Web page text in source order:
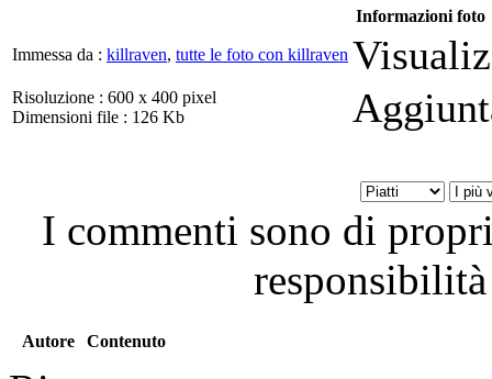
Informazioni foto
Immessa da : killraven, tutte le foto con killraven
Risoluzione : 600 x 400 pixel
Dimensioni file : 126 Kb
I commenti sono di
Autore Contenuto